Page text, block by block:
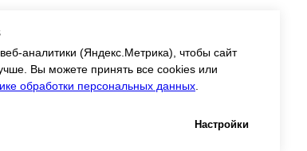
аналитики (Яндекс.Метрика), чтобы сайт
Вы можете принять все cookies или
обработки персональных данных.
Настройки